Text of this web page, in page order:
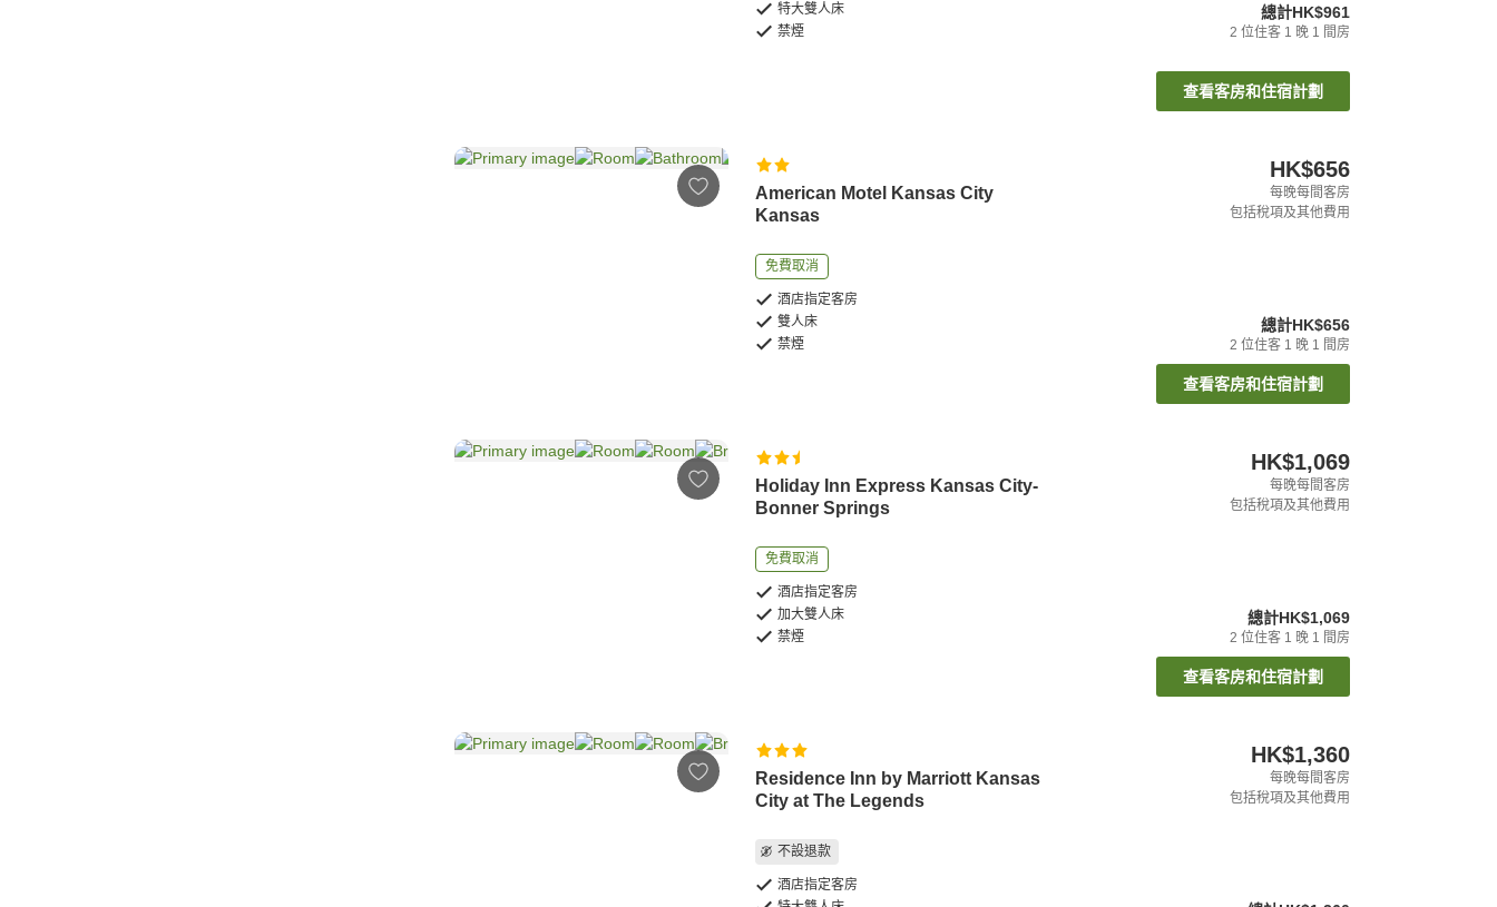
特大雙人床
禁煙
總計HK$961
2 位住客 1 晚 1 間房
查看客房和住宿計劃
American Motel Kansas City
Kansas
免費取消
酒店指定客房
雙人床
禁煙
HK$656
每晚每間客房
包括稅項及其他費用
總計HK$656
2 位住客 1 晚 1 間房
查看客房和住宿計劃
Holiday Inn Express Kansas City-
Bonner Springs
免費取消
酒店指定客房
加大雙人床
禁煙
HK$1,069
每晚每間客房
包括稅項及其他費用
總計HK$1,069
2 位住客 1 晚 1 間房
查看客房和住宿計劃
Residence Inn by Marriott Kansas
City at The Legends
不設退款
酒店指定客房
HK$1,360
每晚每間客房
包括稅項及其他費用